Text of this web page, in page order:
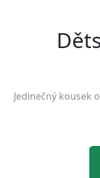
Jedinečný kousek